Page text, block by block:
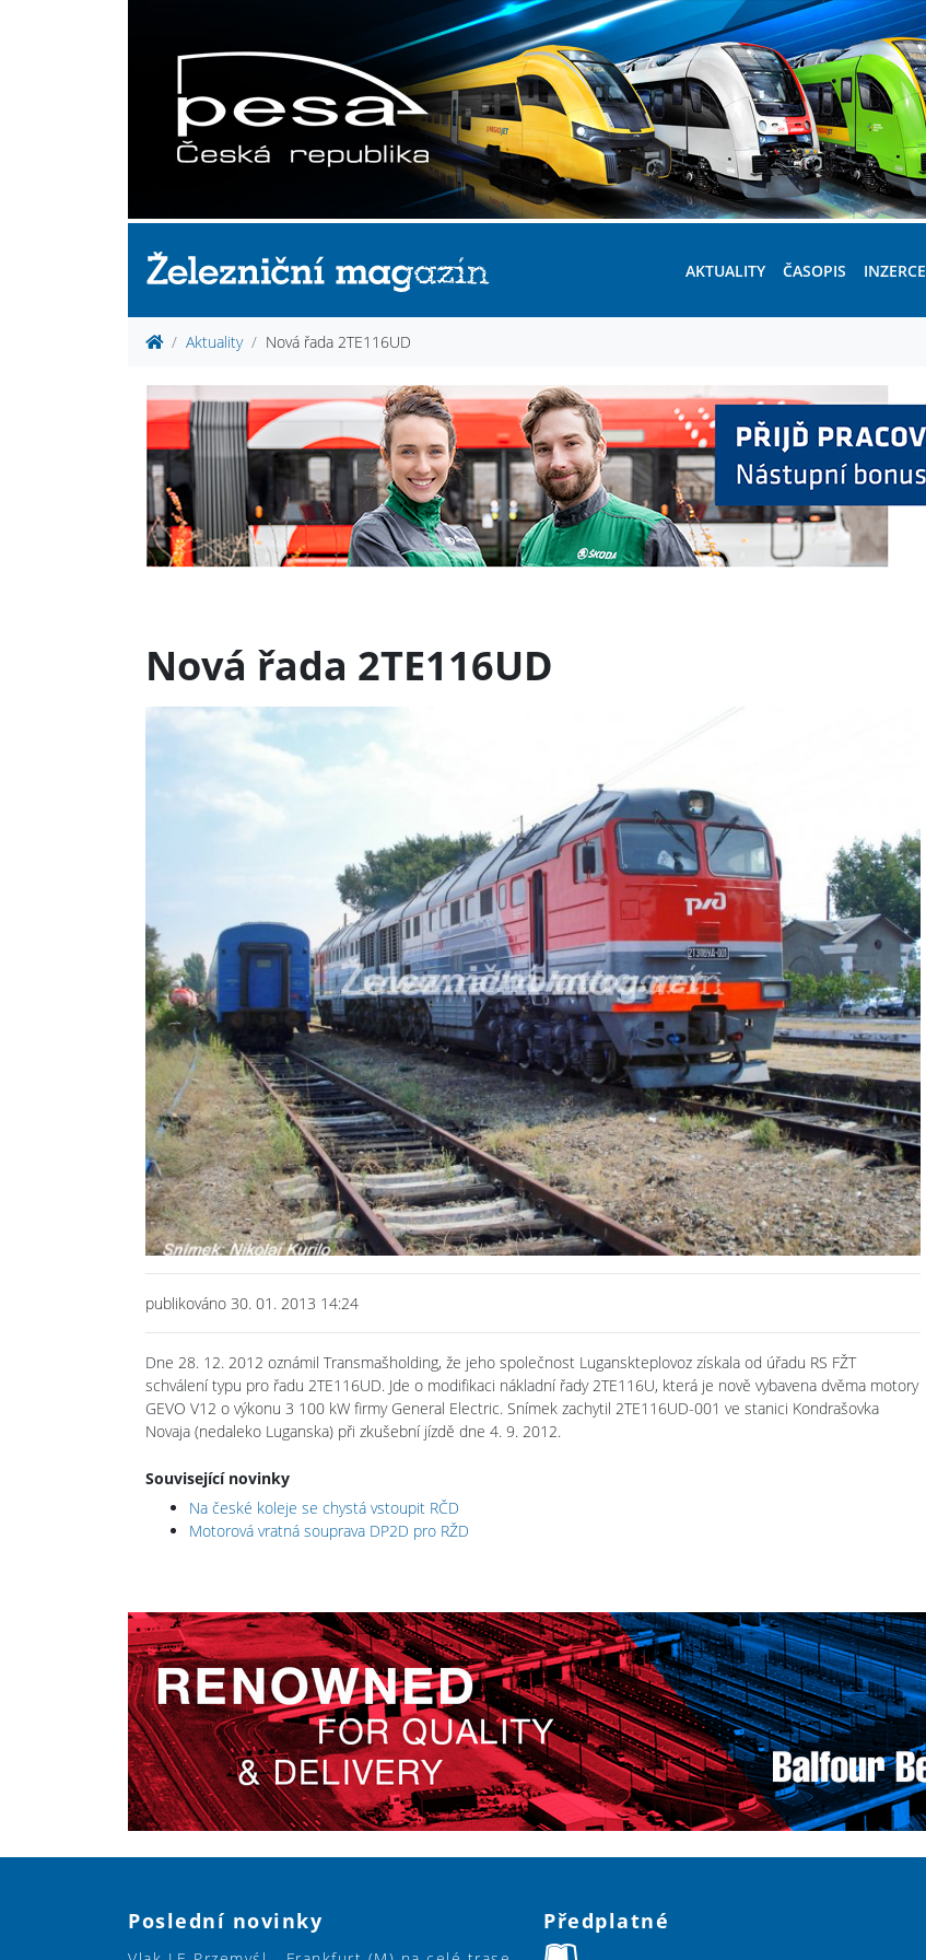
AKTUALITY ČASOPIS INZERCE
Aktuality Nová řada 2TE116UD
Nová řada 2TE116UD
publikováno 30. 01. 2013 14:24
Dne 28. 12. 2012 oznámil Transmašholding, že jeho společnost Luganskteplovoz získala od úřadu RS FŽT
schválení typu pro řadu 2TE116UD. Jde o modifikaci nákladní řady 2TE116U, která je nově vybavena dvěma motory
GEVO V12 o výkonu 3 100 kW firmy General Electric. Snímek zachytil 2TE116UD-001 ve stanici Kondrašovka
Novaja (nedaleko Luganska) při zkušební jízdě dne 4. 9. 2012.
Související novinky
Na české koleje se chystá vstoupit RČD
Motorová vratná souprava DP2D pro RŽD
Poslední novinky Předplatné